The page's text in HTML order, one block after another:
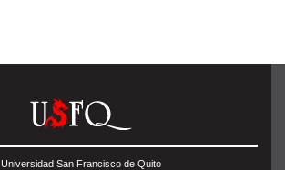
Universidad San Francisco de Quito